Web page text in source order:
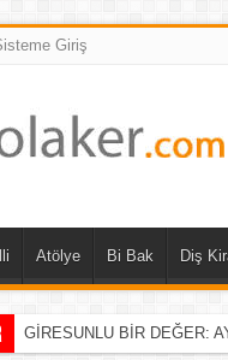
Giriş
Atölye Bi Bak Diş
GİRESUNLU BİR DEĞER: